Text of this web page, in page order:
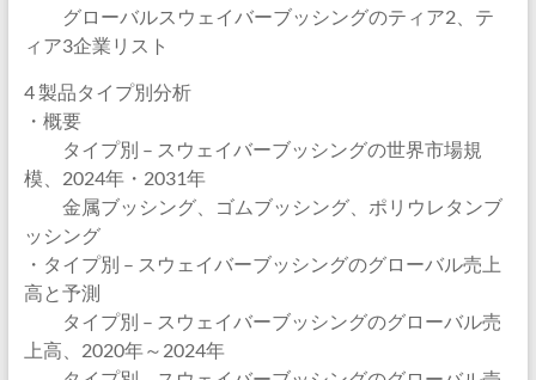
グローバルスウェイバーブッシングのティア2、テ
ィア3企業リスト
4 製品タイプ別分析
・概要
タイプ別 – スウェイバーブッシングの世界市場規
模、2024年・2031年
金属ブッシング、ゴムブッシング、ポリウレタンブ
ッシング
・タイプ別 – スウェイバーブッシングのグローバル売上
高と予測
タイプ別 – スウェイバーブッシングのグローバル売
上高、2020年～2024年